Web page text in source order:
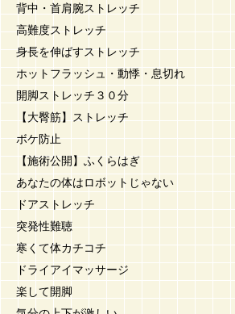
背中・首肩腕ストレッチ
高難度ストレッチ
身長を伸ばすストレッチ
ホットフラッシュ・動悸・息切れ
開脚ストレッチ３０分
【大臀筋】ストレッチ
ボケ防止
【施術公開】ふくらはぎ
あなたの体はロボットじゃない
ドアストレッチ
突発性難聴
寒くて体カチコチ
ドライアイマッサージ
楽して開脚